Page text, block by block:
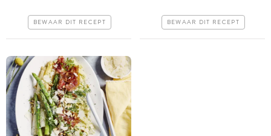
BEWAAR DIT RECEPT BEWAAR DIT RECEPT